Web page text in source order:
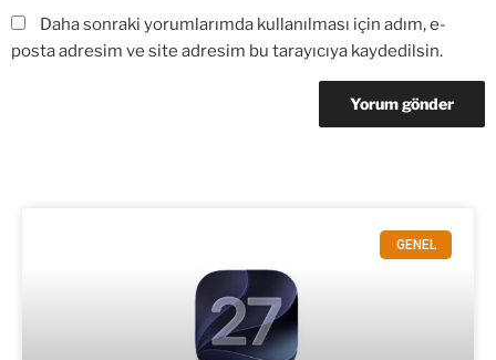
Daha sonraki yorumlarımda kullanılması için adım, e-
posta adresim ve site adresim bu tarayıcıya kaydedilsin.
GENEL